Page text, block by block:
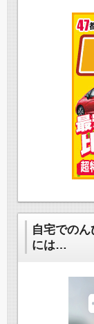
自宅での
には…